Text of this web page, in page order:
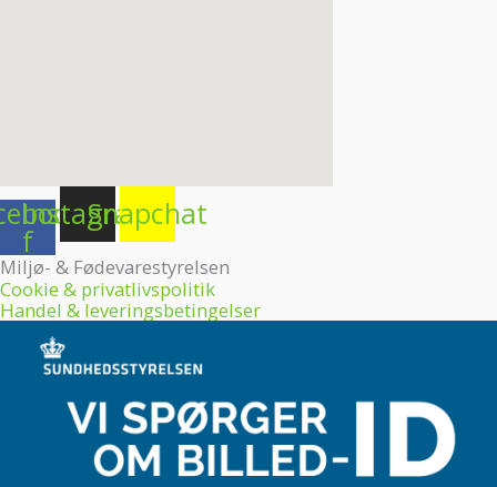
f
Instagram
Snapchat
Miljø- & Fødevarestyrelsen
Cookie & privatlivspolitik
Handel & leveringsbetingelser